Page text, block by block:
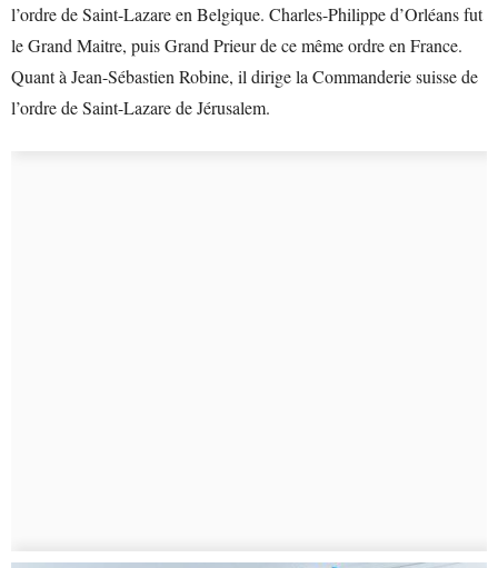
l’ordre de Saint-Lazare en Belgique. Charles-Philippe d’Orléans fut
le Grand Maitre, puis Grand Prieur de ce même ordre en France.
Quant à Jean-Sébastien Robine, il dirige la Commanderie suisse de
l’ordre de Saint-Lazare de Jérusalem.